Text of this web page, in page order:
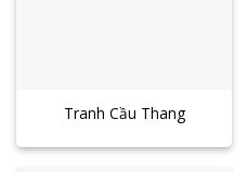
Tranh Cầu Thang